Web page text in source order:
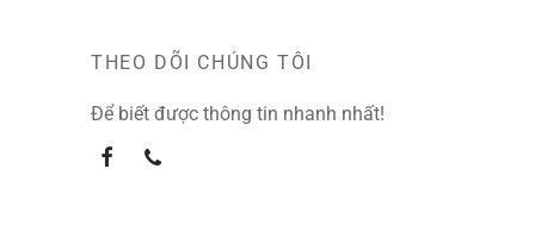
THEO DÕI CHÚNG TÔI
Để biết được thông tin nhanh nhất!